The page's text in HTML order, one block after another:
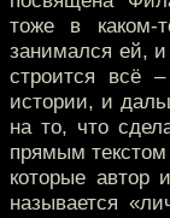
тоже в каком-
занимался ей,
строится всё
истории, и
на то, что
прямым
которые автор
называется